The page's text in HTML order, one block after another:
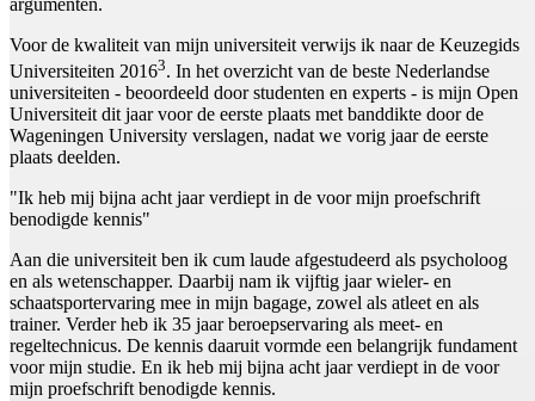
argumenten.
Voor de kwaliteit van mijn universiteit verwijs ik naar de Keuzegids
Universiteiten 20163. In het overzicht van de beste Nederlandse
universiteiten - beoordeeld door studenten en experts - is mijn Open
Universiteit dit jaar voor de eerste plaats met banddikte door de
Wageningen University verslagen, nadat we vorig jaar de eerste
plaats deelden.
"Ik heb mij bijna acht jaar verdiept in de voor mijn proefschrift
benodigde kennis"
Aan die universiteit ben ik cum laude afgestudeerd als psycholoog
en als wetenschapper. Daarbij nam ik vijftig jaar wieler- en
schaatsportervaring mee in mijn bagage, zowel als atleet en als
trainer. Verder heb ik 35 jaar beroepservaring als meet- en
regeltechnicus. De kennis daaruit vormde een belangrijk fundament
voor mijn studie. En ik heb mij bijna acht jaar verdiept in de voor
mijn proefschrift benodigde kennis.